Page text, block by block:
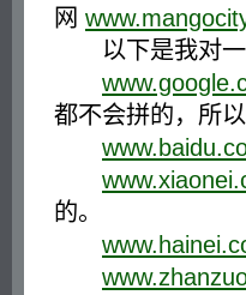
网
以下是我对一
都不会拼的，所
的。